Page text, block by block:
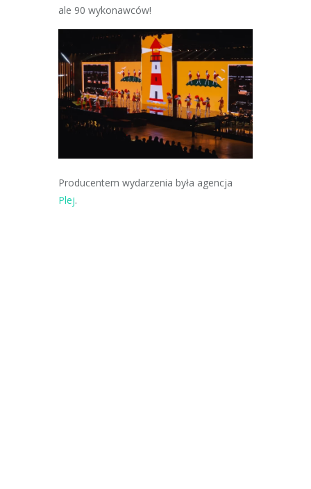
ale 90 wykonawców!
Producentem wydarzenia była agencja
Plej.